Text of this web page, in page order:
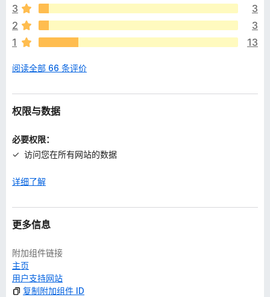
评
分
3
3
2
3
1
13
阅读全部 66 条评价
权限与数据
必要权限：
访问您在所有网站的数据
详细了解
更多信息
附加组件链接
主页
用户支持网站
复制附加组件 ID